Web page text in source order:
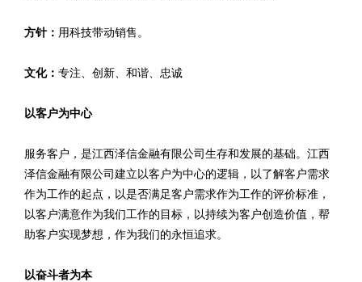
方针： 用科技带动销售。
文化： 专注、创新、和谐、忠诚
以客户为中心
服务客户，是江西泽信金融有限公司生存和发展的基础。江西
泽信金融有限公司建立以客户为中心的逻辑，以了解客户需求
作为工作的起点，以是否满足客户需求作为工作的评价标准，
以客户满意作为我们工作的目标，以持续为客户创造价值，帮
助客户实现梦想，作为我们的永恒追求。
以奋斗者为本